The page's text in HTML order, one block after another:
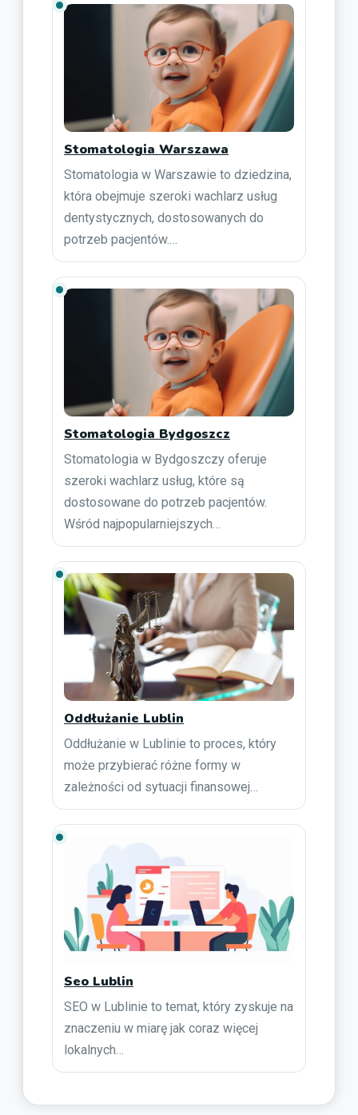
Stomatologia Warszawa
Stomatologia w Warszawie to dziedzina,
która obejmuje szeroki wachlarz usług
dentystycznych, dostosowanych do
potrzeb pacjentów.…
Stomatologia Bydgoszcz
Stomatologia w Bydgoszczy oferuje
szeroki wachlarz usług, które są
dostosowane do potrzeb pacjentów.
Wśród najpopularniejszych…
Oddłużanie Lublin
Oddłużanie w Lublinie to proces, który
może przybierać różne formy w
zależności od sytuacji finansowej…
Seo Lublin
SEO w Lublinie to temat, który zyskuje na
znaczeniu w miarę jak coraz więcej
lokalnych…